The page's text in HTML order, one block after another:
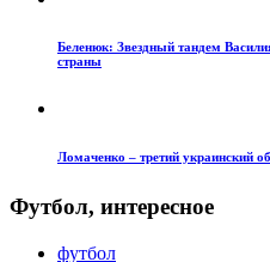
Беленюк: Звездный тандем
страны
Ломаченко – третий украинский
Футбол, интересное
футбол